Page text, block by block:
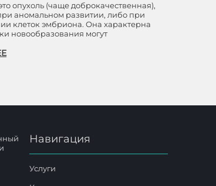
опухоль (чаще доброкачественная),
аномальном развитии, либо при
клеток эмбриона. Она характерна
новообразования могут
Навигация
Услуги